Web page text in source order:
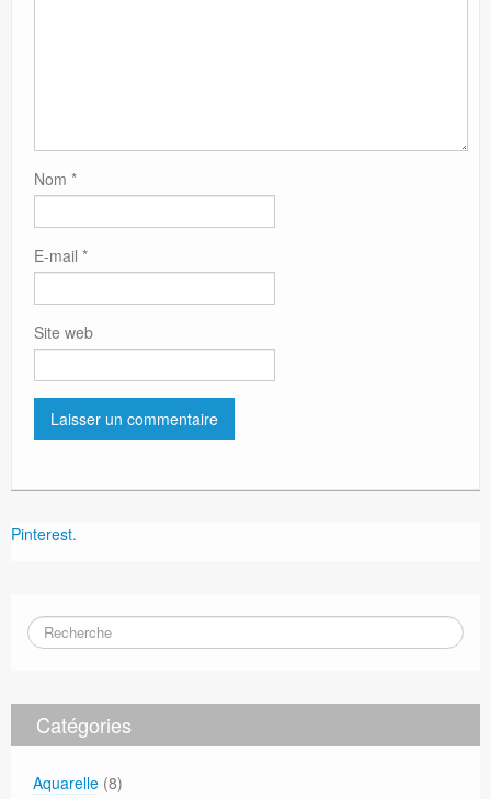
Nom *
E-mail *
Site web
Pinterest.
Catégories
Aquarelle (8)